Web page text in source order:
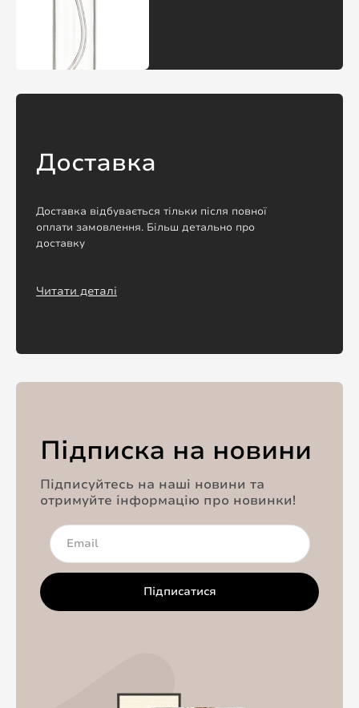
Доставка
Доставка відбувається тільки після повної
оплати замовлення. Більш детально про
доставку
Читати деталі
Підписка на новини
Підписуйтесь на наші новини та
отримуйте інформацію про новинки!
Підписатися